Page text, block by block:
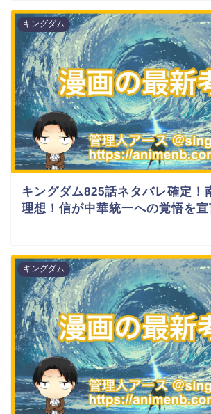
キングダム
キングダム825話ネタバレ確定！
理想！信が中華統一への覚悟を宣
キングダム